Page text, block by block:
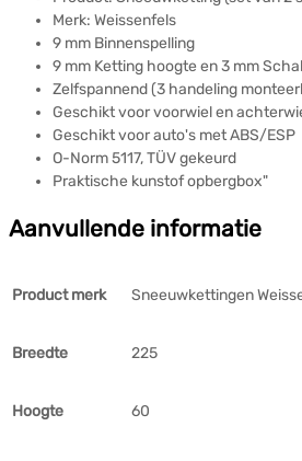
Merk: Weissenfels
9 mm Binnenspelling
9 mm Ketting hoogte en 3 mm
Zelfspannend (3 handeling
Geschikt voor voorwiel en
Geschikt voor auto's met ABS/ESP
O-Norm 5117, TÜV gekeurd
Praktische kunstof opbergbox"
Aanvullende informatie
Product merk Sneeuwkettingen
Breedte 225
Hoogte 60